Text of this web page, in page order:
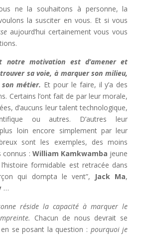
ne la souhaitons à personne, la
la susciter en vous. Et si vous
aujourd’hui certainement vous vous
notre motivation est d’amener et
sa voie, à marquer son milieu,
son métier. Et pour le faire, il y’a des
Certains l’ont fait de par leur morale,
d’aucuns leur talent technologique,
ou autres. D’autres leur
loin encore simplement par leur
sont les exemples, des moins
connus : William Kamkwamba jeune
formidable est retracée dans
qui dompta le vent”,
Jack Ma,
…
réside la capacité à marquer le
Chacun de nous devrait se
se posant la question : pourquoi je